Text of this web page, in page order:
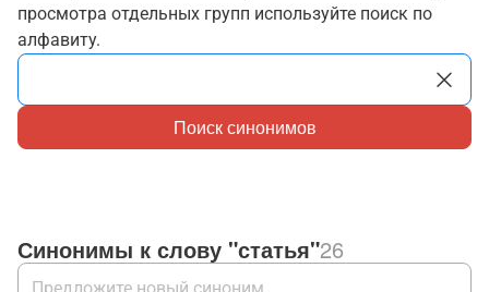
просмотра отдельных групп используйте поиск по
алфавиту.
Поиск синонимов
Синонимы к слову "статья"26